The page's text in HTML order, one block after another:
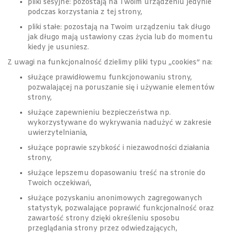
pliki sesyjne: pozostają na Twoim urządzeniu jedynie
podczas korzystania z tej strony,
pliki stałe: pozostają na Twoim urządzeniu tak długo
jak długo mają ustawiony czas życia lub do momentu
kiedy je usuniesz.
Z uwagi na funkcjonalność dzielimy pliki typu „cookies” na:
służące prawidłowemu funkcjonowaniu strony,
pozwalającej na poruszanie się i używanie elementów
strony,
służące zapewnieniu bezpieczeństwa np.
wykorzystywane do wykrywania nadużyć w zakresie
uwierzytelniania,
służące poprawie szybkość i niezawodności działania
strony,
służące lepszemu dopasowaniu treść na stronie do
Twoich oczekiwań,
służące pozyskaniu anonimowych zagregowanych
statystyk, pozwalające poprawić funkcjonalność oraz
zawartość strony dzięki określeniu sposobu
przeglądania strony przez odwiedzających,